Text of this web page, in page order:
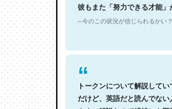
─今のこの状況が信じられるかい
トークンについて解説して
だけど、英語だと読んでな
やすい解説なので続編にも期